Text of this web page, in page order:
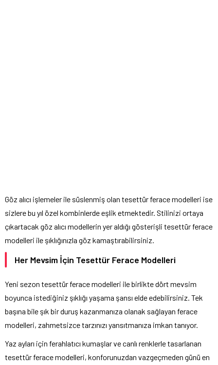
Göz alıcı işlemeler ile süslenmiş olan tesettür ferace modelleri ise
sizlere bu yıl özel kombinlerde eşlik etmektedir. Stilinizi ortaya
çıkartacak göz alıcı modellerin yer aldığı gösterişli tesettür ferace
modelleri ile şıklığınızla göz kamaştırabilirsiniz.
Her Mevsim İçin Tesettür Ferace Modelleri
Yeni sezon tesettür ferace modelleri ile birlikte dört mevsim
boyunca istediğiniz şıklığı yaşama şansı elde edebilirsiniz. Tek
başına bile şık bir duruş kazanmanıza olanak sağlayan ferace
modelleri, zahmetsizce tarzınızı yansıtmanıza imkan tanıyor.
Yaz ayları için ferahlatıcı kumaşlar ve canlı renklerle tasarlanan
tesettür ferace modelleri, konforunuzdan vazgeçmeden günü en